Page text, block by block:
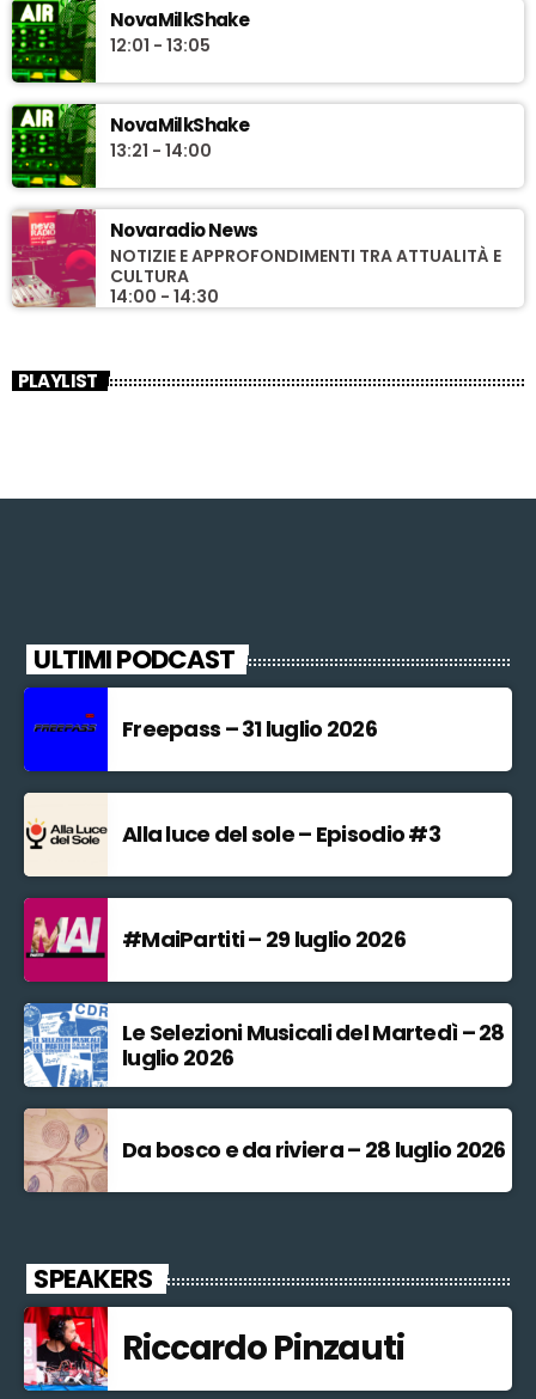
NovaMilkShake
12:01 - 13:05
NovaMilkShake
13:21 - 14:00
Novaradio News
NOTIZIE E APPROFONDIMENTI TRA ATTUALITÀ E
CULTURA
14:00 - 14:30
PLAYLIST
ULTIMI PODCAST
Freepass – 31 luglio 2026
Alla luce del sole – Episodio #3
#MaiPartiti – 29 luglio 2026
Le Selezioni Musicali del Martedì – 28
luglio 2026
Da bosco e da riviera – 28 luglio 2026
SPEAKERS
Riccardo Pinzauti